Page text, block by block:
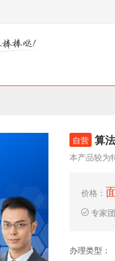
自营 算
本产品较为
价格：
专家
办理类型：